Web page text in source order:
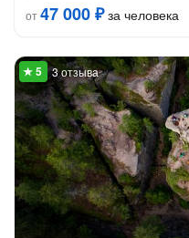
от47 000 ₽за человека
3 отзыва